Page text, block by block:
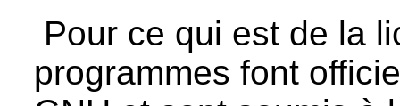
Pour ce qui est de la
programmes font